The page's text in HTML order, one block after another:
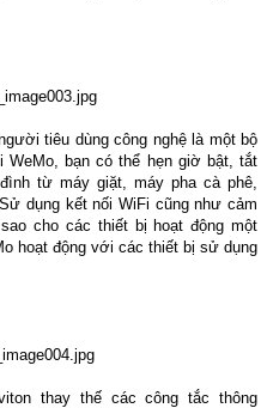
tiêu dùng công nghệ là một bộ
WeMo, bạn có thể hẹn giờ bật, tắt
từ máy giặt, máy pha cà phê,
dụng kết nối WiFi cũng như cảm
cho các thiết bị hoạt động một
hoạt động với các thiết bị sử dụng
thay thế các công tắc thông